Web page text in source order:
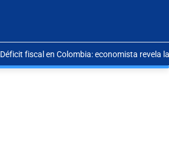
Déficit fiscal en Colombia: economista revela